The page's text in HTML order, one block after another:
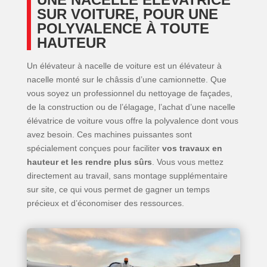
SUR VOITURE, POUR UNE
POLYVALENCE À TOUTE
HAUTEUR
Un élévateur à nacelle de voiture est un élévateur à
nacelle monté sur le châssis d’une camionnette. Que
vous soyez un professionnel du nettoyage de façades,
de la construction ou de l’élagage, l’achat d’une nacelle
élévatrice de voiture vous offre la polyvalence dont vous
avez besoin. Ces machines puissantes sont
spécialement conçues pour faciliter vos travaux en
hauteur et les rendre plus sûrs . Vous vous mettez
directement au travail, sans montage supplémentaire
sur site, ce qui vous permet de gagner un temps
précieux et d’économiser des ressources.